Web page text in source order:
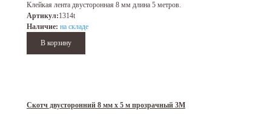
Клейкая лента двусторонная 8 мм длина 5 метров.
Артикул:1314t
Наличие: на складе
Скотч двусторонний 8 мм х 5 м прозрачный 3M